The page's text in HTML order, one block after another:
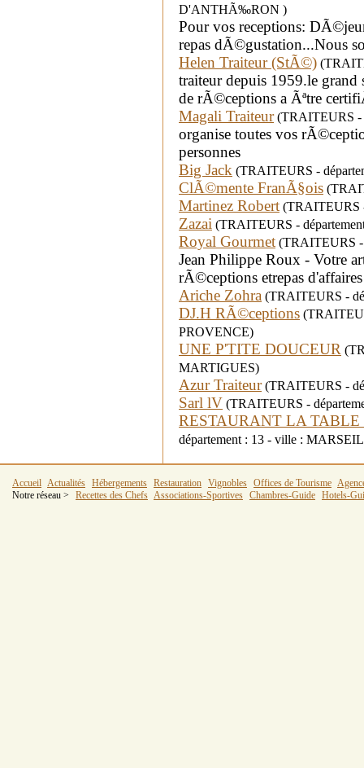
D'ANTHÃ‰RON )
Pour vos receptions:
repas dÃ©gustation...Nous
Helen Traiteur (StÃ©)
traiteur depuis 1959.le grand
de rÃ©ceptions a Ãªtre
Magali Traiteur(TRAITEURS -
organise toutes vos
personnes
Big Jack (TRAITEURS -
ClÃ©mente FranÃ§ois
Martinez Robert (TRAITEURS
Zazai (TRAITEURS -
Royal Gourmet (TRAITEURS
Jean Philippe Roux - Votre
rÃ©ceptions etrepas
Ariche Zohra (TRAITEURS -
DJ.H RÃ©ceptions
PROVENCE)
UNE P'TITE DOUCEUR
MARTIGUES)
Azur Traiteur(TRAITEURS -
Sarl lV (TRAITEURS -
RESTAURANT LA TABLE
département : 13 - ville :
Accueil Actualités Hébergements Restauration Vignobles Offices de Tourisme
Notre réseau >
Recettes des Chefs Associations-Sportives Chambres-Guide Hotels-